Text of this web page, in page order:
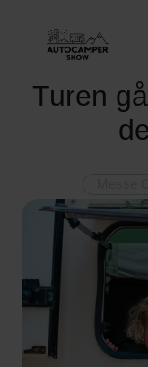
Turen